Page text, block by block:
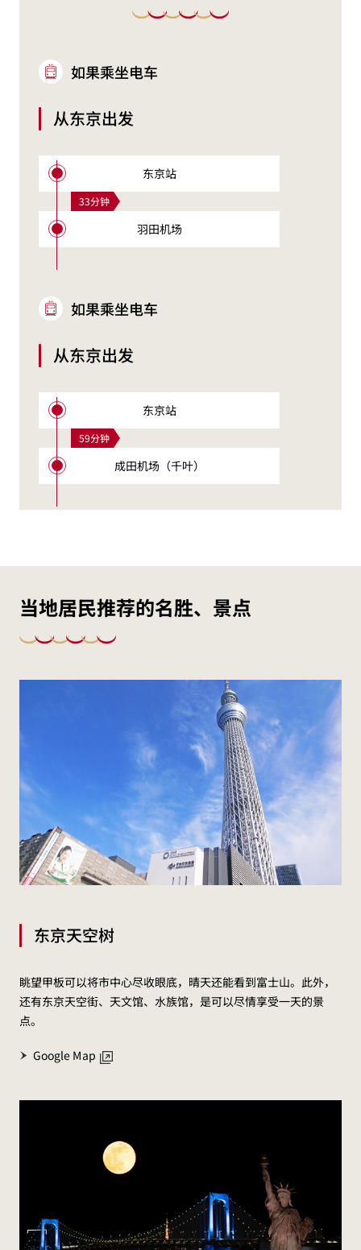
如果乘坐电车
从东京出发
东京站
33分钟
羽田机场
如果乘坐电车
从东京出发
东京站
59分钟
成田机场（千叶）
当地居民推荐的名胜、景点
东京天空树
眺望甲板可以将市中心尽收眼底，晴天还能看到富士山。此外，
还有东京天空街、天文馆、水族馆，是可以尽情享受一天的景
点。
Google Map